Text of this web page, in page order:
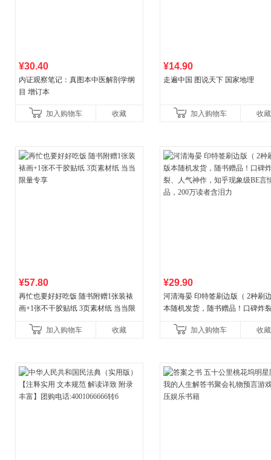
¥30.40
内证观察笔记：真图本中医解剖学纲
目 增订本
加入购物车 收藏
¥14.90
走遍中国 图说天下 国家地理
加入购物车 收藏
¥57.80
再忙也要好好吃饭 随书附赠1张装裱
画+1张不干胶贴纸 3页素材纸 当当限
加入购物车
收藏
¥29.90
河清海晏 印特签刷边版（ 2种刷
本随机发货，随书赠品！口碑炸
200万读者含泪力
加入购物车 收藏